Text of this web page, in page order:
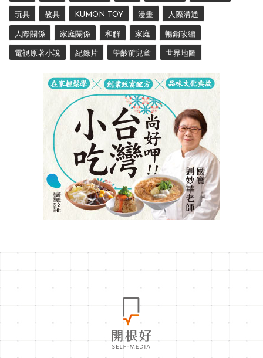
玩具 教具 KUMON TOY 漫畫 人際溝通
人際關係 家庭關係 和解 家庭 暢銷改編
電視原著小說 紀錄片 學齡前兒童 世界地圖